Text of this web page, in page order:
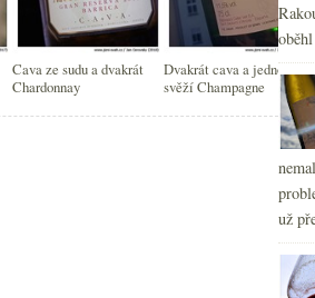
Cava ze sudu a dvakrát
Chardonnay
Dvakrát cava a jedno
svěží Champagne
už